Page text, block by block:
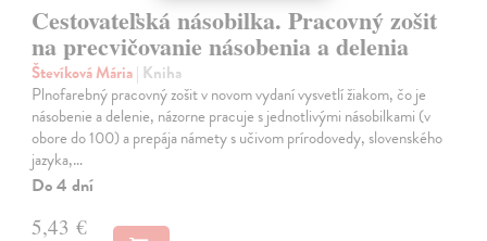
Cestovateľská násobilka. Pracovný zošit
na precvičovanie násobenia a delenia
Števíková Mária| Kniha
Plnofarebný pracovný zošit v novom vydaní vysvetlí žiakom, čo je
násobenie a delenie, názorne pracuje s jednotlivými násobilkami (v
obore do 100) a prepája námety s učivom prírodovedy, slovenského
jazyka,…
Do 4 dní
5,43 €